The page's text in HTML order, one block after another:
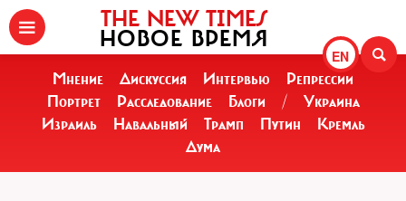
EN
THE NEW TIMES
НОВОЕ ВРЕМЯ
Мнение Дискуссия Интервью
Репрессии
Портрет
Расследование Блоги /
Украина
Израиль
Навальный Трамп Путин
Кремль
Дума